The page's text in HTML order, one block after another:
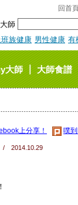
回首
師
族健康 男性健康 有
大師｜大師食譜
上分享！ 噗到
/ 2014.10.29